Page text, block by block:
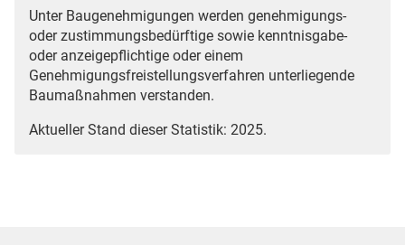
Unter Baugenehmigungen werden genehmigungs-
oder zustimmungsbedürftige sowie kenntnisgabe-
oder anzeigepflichtige oder einem
Genehmigungsfreistellungsverfahren unterliegende
Baumaßnahmen verstanden.
Aktueller Stand dieser Statistik: 2025.